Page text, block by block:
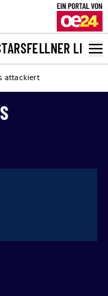
FELLNER LIVE
attackiert